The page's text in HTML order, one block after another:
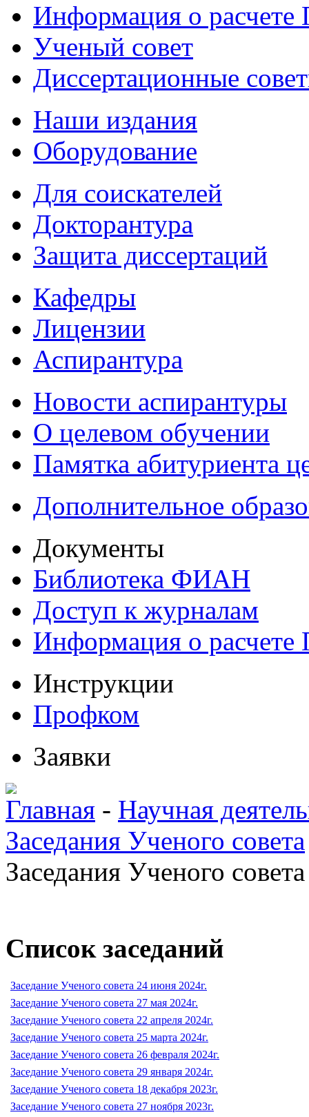
Информация о
Ученый совет
Диссертационные
Наши издания
Оборудование
Для соискателей
Докторантура
Защита диссертаций
Кафедры
Лицензии
Аспирантура
Новости аспирантуры
О целевом обучении
Памятка абитуриента
Дополнительное
Документы
Библиотека ФИАН
Доступ к журналам
Информация о
Инструкции
Профком
Заявки
Главная - Научная
Заседания Ученого совета
Заседания Ученого
Список заседаний
Заседание Ученого совета 24 июня 2024г.
Заседание Ученого совета 27 мая 2024г.
Заседание Ученого совета 22 апреля 2024г.
Заседание Ученого совета 25 марта 2024г.
Заседание Ученого совета 26 февраля 2024г.
Заседание Ученого совета 29 января 2024г.
Заседание Ученого совета 18 декабря 2023г.
Заседание Ученого совета 27 ноября 2023г.